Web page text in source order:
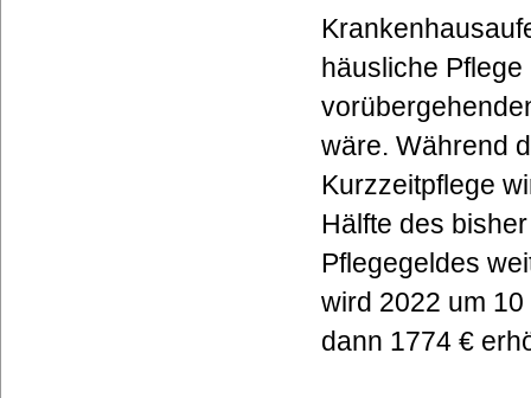
häusliche
wäre. Während
Kurzzeitpflege
Hälfte des
Pflegegeldes
wird 2022 um
dann 1774 €